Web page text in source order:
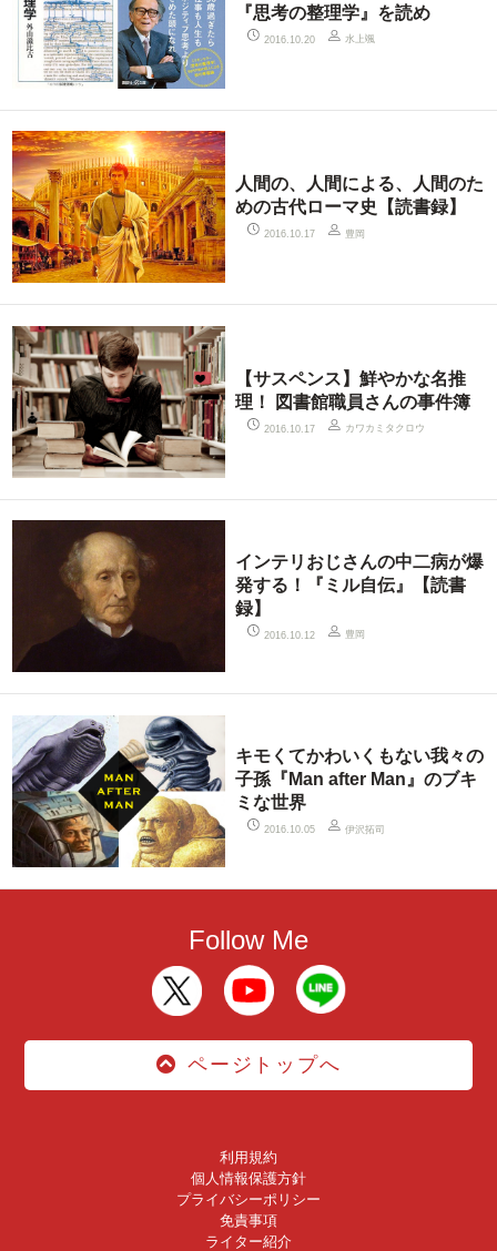
『思考の整理学』を読め
2016.10.20 水上颯
人間の、人間による、人間のた
めの古代ローマ史【読書録】
2016.10.17 豊岡
【サスペンス】鮮やかな名推
理！ 図書館職員さんの事件簿
2016.10.17 カワカミタクロウ
インテリおじさんの中二病が爆
発する！『ミル自伝』【読書
録】
2016.10.12 豊岡
キモくてかわいくもない我々の
子孫『Man after Man』のブキ
ミな世界
2016.10.05 伊沢拓司
Follow Me
ページトップへ
利用規約
個人情報保護方針
プライバシーポリシー
免責事項
ライター紹介